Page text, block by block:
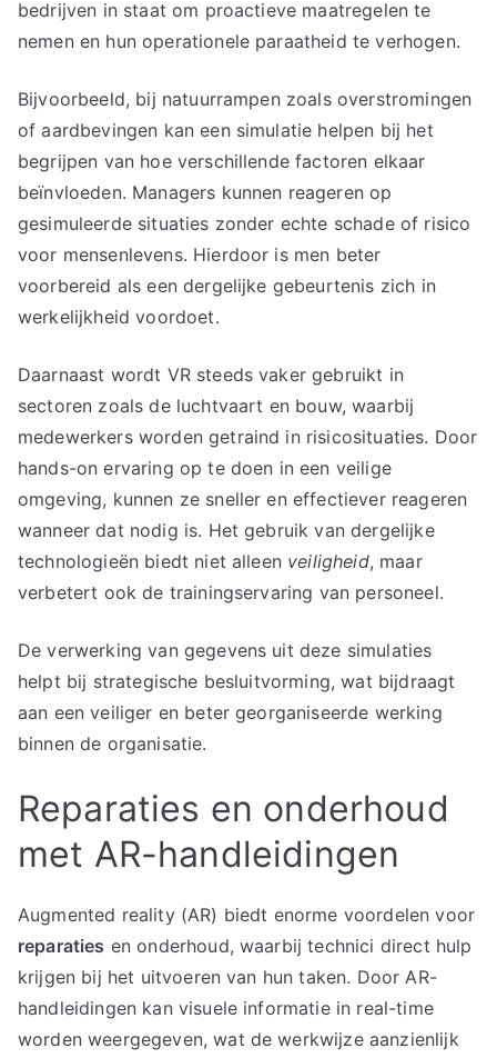
bedrijven in staat om proactieve maatregelen te
nemen en hun operationele paraatheid te verhogen.
Bijvoorbeeld, bij natuurrampen zoals overstromingen
of aardbevingen kan een simulatie helpen bij het
begrijpen van hoe verschillende factoren elkaar
beïnvloeden. Managers kunnen reageren op
gesimuleerde situaties zonder echte schade of risico
voor mensenlevens. Hierdoor is men beter
voorbereid als een dergelijke gebeurtenis zich in
werkelijkheid voordoet.
Daarnaast wordt VR steeds vaker gebruikt in
sectoren zoals de luchtvaart en bouw, waarbij
medewerkers worden getraind in risicosituaties. Door
hands-on ervaring op te doen in een veilige
omgeving, kunnen ze sneller en effectiever reageren
wanneer dat nodig is. Het gebruik van dergelijke
technologieën biedt niet alleen veiligheid, maar
verbetert ook de trainingservaring van personeel.
De verwerking van gegevens uit deze simulaties
helpt bij strategische besluitvorming, wat bijdraagt
aan een veiliger en beter georganiseerde werking
binnen de organisatie.
Reparaties en onderhoud
met AR-handleidingen
Augmented reality (AR) biedt enorme voordelen voor
reparaties en onderhoud, waarbij technici direct hulp
krijgen bij het uitvoeren van hun taken. Door AR-
handleidingen kan visuele informatie in real-time
worden weergegeven, wat de werkwijze aanzienlijk